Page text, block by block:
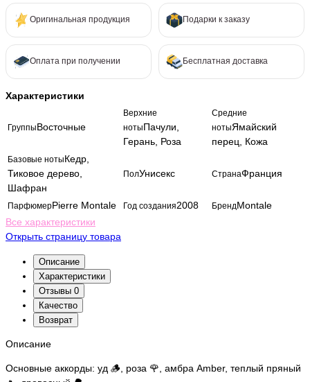
Оригинальная продукция Подарки к заказу
Оплата при получении Бесплатная доставка
Характеристики
ГруппыВосточные
Верхние
нотыПачули,
Герань, Роза
Средние
нотыЯмайский
перец, Кожа
Базовые нотыКедр,
Тиковое дерево,
Шафран
ПолУнисекс СтранаФранция
ПарфюмерPierre Montale Год создания2008 БрендMontale
Все характеристики
Открыть страницу товара
Описание
Характеристики
Отзывы 0
Качество
Возврат
Описание
Основные аккорды: уд 🪵, роза 🌹, амбра Amber, теплый пряный